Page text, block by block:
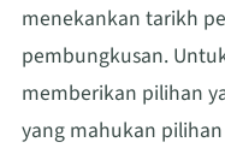
menekankan tarikh
pembungkusan.
memberikan pilihan
yang mahukan pilihan